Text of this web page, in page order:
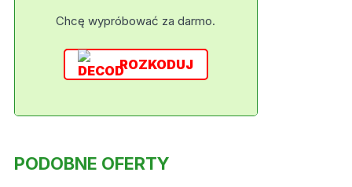
Chcę wypróbować za darmo.
ROZKODUJ
PODOBNE OFERTY